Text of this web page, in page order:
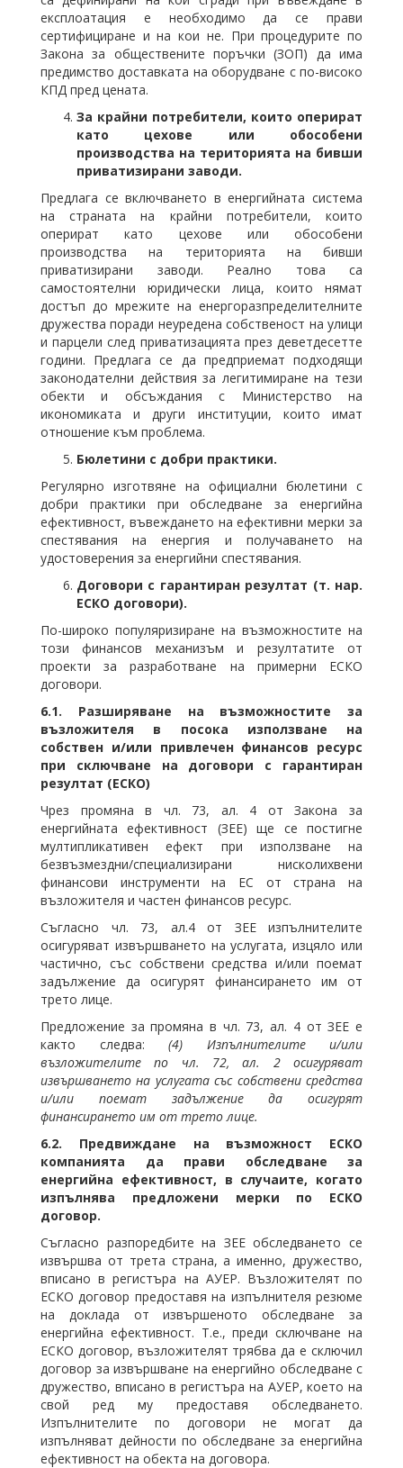
експлоатация е необходимо да се прави
сертифициране и на кои не. При процедурите по
Закона за обществените поръчки (ЗОП) да има
предимство доставката на оборудване с по-високо
КПД пред цената.
За крайни потребители, които оперират
като цехове или обособени
производства на територията на бивши
приватизирани заводи.
Предлага се включването в енергийната система
на страната на крайни потребители, които
оперират като цехове или обособени
производства на територията на бивши
приватизирани заводи. Реално това са
самостоятелни юридически лица, които нямат
достъп до мрежите на енергоразпределителните
дружества поради неуредена собственост на улици
и парцели след приватизацията през деветдесетте
години. Предлага се да предприемат подходящи
законодателни действия за легитимиране на тези
обекти и обсъждания с Министерство на
икономиката и други институции, които имат
отношение към проблема.
Бюлетини с добри практики.
Регулярно изготвяне на официални бюлетини с
добри практики при обследване за енергийна
ефективност, въвеждането на ефективни мерки за
спестявания на енергия и получаването на
удостоверения за енергийни спестявания.
Договори с гарантиран резултат (т. нар.
ЕСКО договори).
По-широко популяризиране на възможностите на
този финансов механизъм и резултатите от
проекти за разработване на примерни ЕСКО
договори.
6.1. Разширяване на възможностите за
възложителя в посока използване на
собствен и/или привлечен финансов ресурс
при сключване на договори с гарантиран
резултат (ЕСКО)
Чрез промяна в чл. 73, ал. 4 от Закона за
енергийната ефективност (ЗЕЕ) ще се постигне
мултипликативен ефект при използване на
безвъзмездни/специализирани нисколихвени
финансови инструменти на ЕС от страна на
възложителя и частен финансов ресурс.
Съгласно чл. 73, ал.4 от ЗЕЕ изпълнителите
осигуряват извършването на услугата, изцяло или
частично, със собствени средства и/или поемат
задължение да осигурят финансирането им от
трето лице.
Предложение за промяна в чл. 73, ал. 4 от ЗЕЕ е
както следва: (4) Изпълнителите и/или
възложителите по чл. 72, ал. 2 осигуряват
извършването на услугата със собствени средства
и/или поемат задължение да осигурят
финансирането им от трето лице.
6.2. Предвиждане на възможност ЕСКО
компанията да прави обследване за
енергийна ефективност, в случаите, когато
изпълнява предложени мерки по ЕСКО
договор.
Съгласно разпоредбите на ЗЕЕ обследването се
извършва от трета страна, а именно, дружество,
вписано в регистъра на АУЕР. Възложителят по
ЕСКО договор предоставя на изпълнителя резюме
на доклада от извършеното обследване за
енергийна ефективност. Т.е., преди сключване на
ЕСКО договор, възложителят трябва да е сключил
договор за извършване на енергийно обследване с
дружество, вписано в регистъра на АУЕР, което на
свой ред му предоставя обследването.
Изпълнителите по договори не могат да
изпълняват дейности по обследване за енергийна
ефективност на обекта на договора.